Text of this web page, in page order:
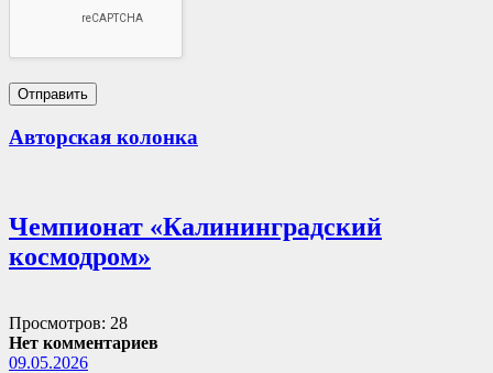
Авторская колонка
Чемпионат «Калининградский
космодром»
Просмотров: 28
Нет комментариев
09.05.2026